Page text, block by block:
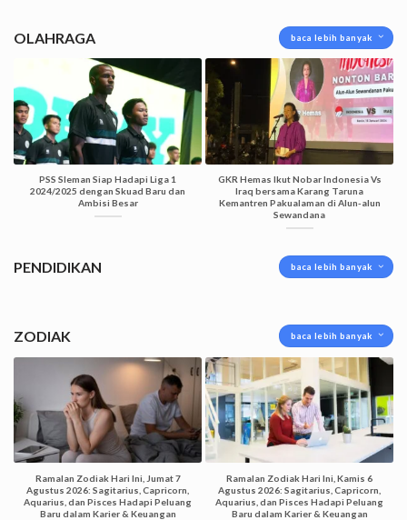
OLAHRAGA baca lebih banyak
PSS Sleman Siap Hadapi Liga 1
2024/2025 dengan Skuad Baru dan
Ambisi Besar
GKR Hemas Ikut Nobar Indonesia Vs
Iraq bersama Karang Taruna
Kemantren Pakualaman di Alun-alun
Sewandana
PENDIDIKAN baca lebih banyak
ZODIAK baca lebih banyak
Ramalan Zodiak Hari Ini, Jumat 7
Agustus 2026: Sagitarius, Capricorn,
Aquarius, dan Pisces Hadapi Peluang
Baru dalam Karier & Keuangan
Ramalan Zodiak Hari Ini, Kamis 6
Agustus 2026: Sagitarius, Capricorn,
Aquarius, dan Pisces Hadapi Peluang
Baru dalam Karier & Keuangan